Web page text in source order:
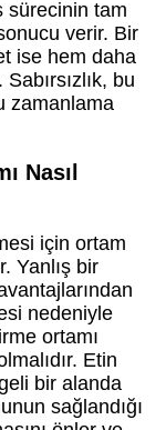
sürecinin tam
verir. Bir
ise hem daha
bu
zamanlama
Nasıl
için ortam
Yanlış bir
nedeniyle
ortamı
Etin
bir alanda
sağlandığı